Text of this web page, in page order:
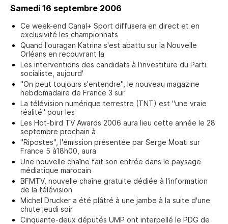
Samedi 16 septembre 2006
Ce week-end Canal+ Sport diffusera en direct et en
exclusivité les championnats
Quand l'ouragan Katrina s'est abattu sur la Nouvelle
Orléans en recouvrant la
Les interventions des candidats à l'investiture du Parti
socialiste, aujourd'
"On peut toujours s'entendre", le nouveau magazine
hebdomadaire de France 3 sur
La télévision numérique terrestre (TNT) est "une vraie
réalité" pour les
Les Hot-bird TV Awards 2006 aura lieu cette année le 28
septembre prochain à
"Ripostes", l'émission présentée par Serge Moati sur
France 5 à18h00, aura
Une nouvelle chaîne fait son entrée dans le paysage
médiatique marocain
BFMTV, nouvelle chaîne gratuite dédiée à l'information
de la télévision
Michel Drucker a été plâtré à une jambe à la suite d'une
chute jeudi soir
Cinquante-deux députés UMP ont interpellé le PDG de